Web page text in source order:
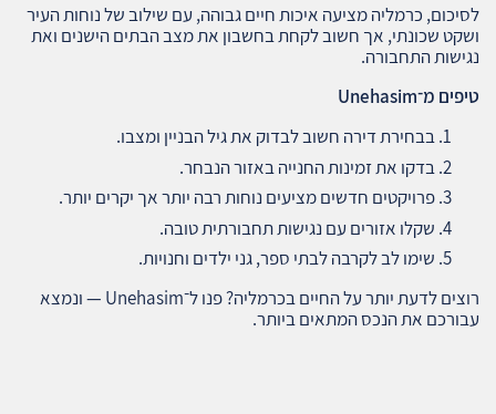
לסיכום, כרמליה מציעה איכות חיים גבוהה, עם שילוב של נוחות העיר
ושקט שכונתי, אך חשוב לקחת בחשבון את מצב הבתים הישנים ואת
נגישות התחבורה.
טיפים מ־Unehasim
בבחירת דירה חשוב לבדוק את גיל הבניין ומצבו.
בדקו את זמינות החנייה באזור הנבחר.
פרויקטים חדשים מציעים נוחות רבה יותר אך יקרים יותר.
שקלו אזורים עם נגישות תחבורתית טובה.
שימו לב לקרבה לבתי ספר, גני ילדים וחנויות.
רוצים לדעת יותר על החיים בכרמליה? פנו ל־Unehasim — ונמצא
עבורכם את הנכס המתאים ביותר.